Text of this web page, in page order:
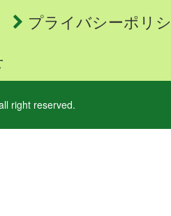
プライバシーポリ
right reserved.